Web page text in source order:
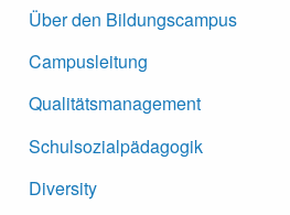
Über den Bildungscampus
Campusleitung
Qualitätsmanagement
Schulsozialpädagogik
Diversity